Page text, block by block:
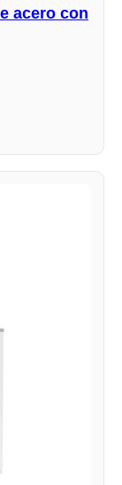
acero con